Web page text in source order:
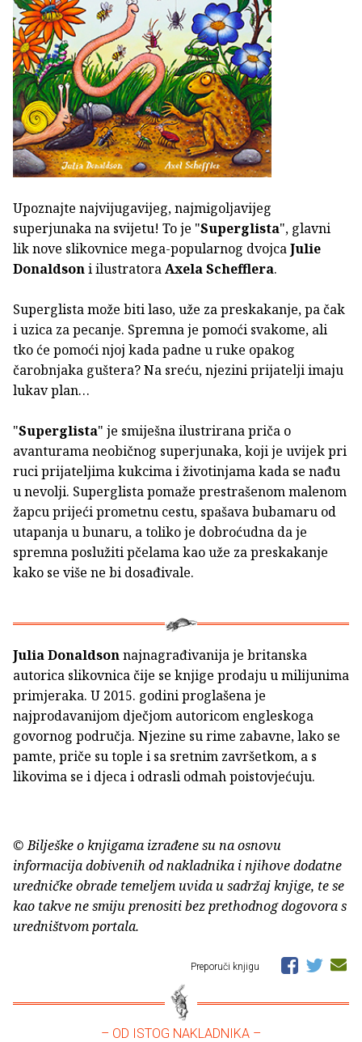
Upoznajte najvijugavijeg, najmigoljavijeg
superjunaka na svijetu! To je "Superglista", glavni
lik nove slikovnice mega-popularnog dvojcaJulie
Donaldsoni ilustratoraAxela Schefflera.
Superglista može biti laso, uže za preskakanje, pa čak
i uzica za pecanje. Spremna je pomoći svakome, ali
tko će pomoći njoj kada padne u ruke opakog
čarobnjaka guštera? Na sreću, njezini prijatelji imaju
lukav plan…
"Superglista" je smiješna ilustrirana priča o
avanturama neobičnog superjunaka, koji je uvijek pri
ruci prijateljima kukcima i životinjama kada se nađu
u nevolji. Superglista pomaže prestrašenom malenom
žapcu prijeći prometnu cestu, spašava bubamaru od
utapanja u bunaru, a toliko je dobroćudna da je
spremna poslužiti pčelama kao uže za preskakanje
kako se više ne bi dosađivale.
Julia Donaldsonnajnagrađivanija je britanska
autorica slikovnica čije se knjige prodaju u milijunima
primjeraka. U 2015. godini proglašena je
najprodavanijom dječjom autoricom engleskoga
govornog područja. Njezine su rime zabavne, lako se
pamte, priče su tople i sa sretnim završetkom, a s
likovima se i djeca i odrasli odmah poistovjećuju.
© Bilješke o knjigama izrađene su na osnovu
informacija dobivenih od nakladnika i njihove dodatne
uredničke obrade temeljem uvida u sadržaj knjige, te se
kao takve ne smiju prenositi bez prethodnog dogovora s
uredništvom portala.
Preporuči knjigu
– OD ISTOG NAKLADNIKA –